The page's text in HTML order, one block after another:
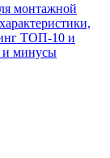
монтажной
ТОП-10 и
и минусы